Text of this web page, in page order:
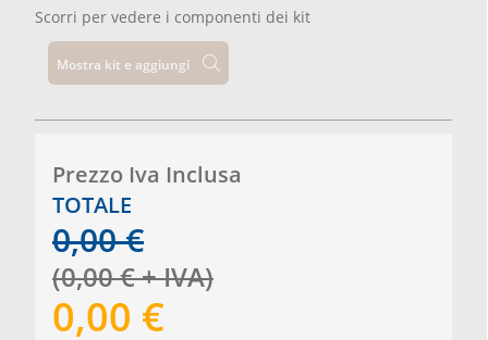
Scorri per vedere i componenti dei kit
Mostra kit e aggiungi
Prezzo Iva Inclusa
TOTALE
0,00 €
(0,00€+ IVA)
0,00 €